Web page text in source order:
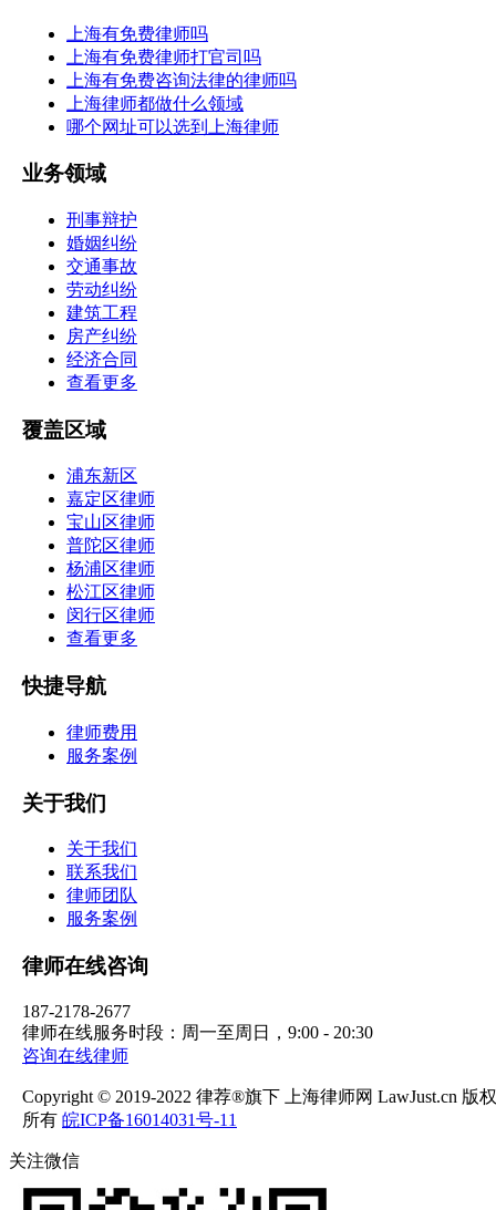
上海有免费律师吗
上海有免费律师打官司吗
上海有免费咨询法律的律师吗
上海律师都做什么领域
哪个网址可以选到上海律师
业务领域
刑事辩护
婚姻纠纷
交通事故
劳动纠纷
建筑工程
房产纠纷
经济合同
查看更多
覆盖区域
浦东新区
嘉定区律师
宝山区律师
普陀区律师
杨浦区律师
松江区律师
闵行区律师
查看更多
快捷导航
律师费用
服务案例
关于我们
关于我们
联系我们
律师团队
服务案例
律师在线咨询
187-2178-2677
律师在线服务时段：周一至周日，9:00 - 20:30
咨询在线律师
Copyright © 2019-2022 律荐®旗下 上海律师网 LawJust.cn 版权
所有 皖ICP备16014031号-11
关注微信